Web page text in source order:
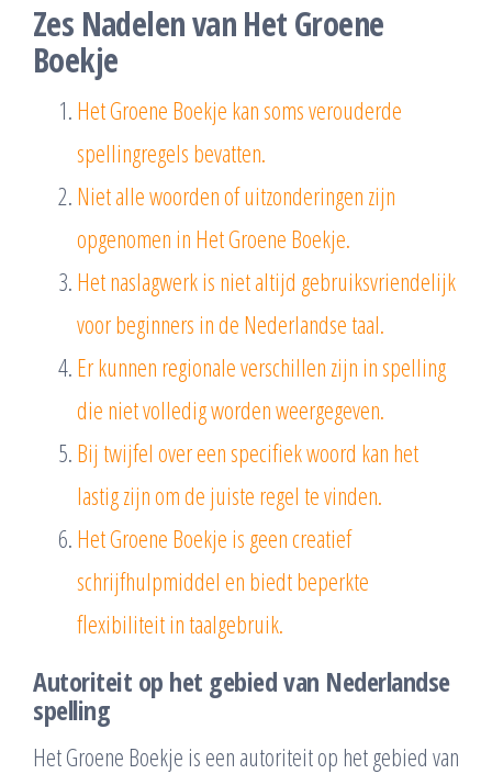
Zes Nadelen van Het Groene
Boekje
Het Groene Boekje kan soms verouderde
spellingregels bevatten.
Niet alle woorden of uitzonderingen zijn
opgenomen in Het Groene Boekje.
Het naslagwerk is niet altijd gebruiksvriendelijk
voor beginners in de Nederlandse taal.
Er kunnen regionale verschillen zijn in spelling
die niet volledig worden weergegeven.
Bij twijfel over een specifiek woord kan het
lastig zijn om de juiste regel te vinden.
Het Groene Boekje is geen creatief
schrijfhulpmiddel en biedt beperkte
flexibiliteit in taalgebruik.
Autoriteit op het gebied van Nederlandse
spelling
Het Groene Boekje is een autoriteit op het gebied van